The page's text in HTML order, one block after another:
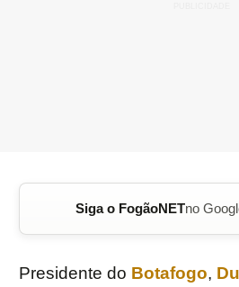
Siga o FogãoNETno
Presidente do Botafogo,